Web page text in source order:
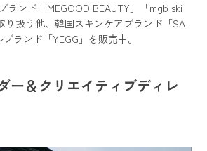
ランド「MEGOOD BEAUTY」「mgb ski
り扱う他、韓国スキンケアブランド「SA
ランド「YEGG」を販売中。
ー＆クリエイティブディレ